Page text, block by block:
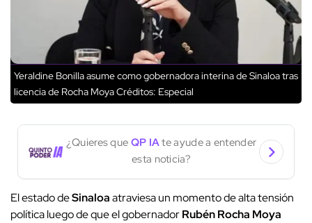
Yeraldine Bonilla asume como gobernadora interina de Sinaloa tras
licencia de Rocha MoyaCréditos: Especial
¿Quieres que QP IAte ayude a entender
esta noticia?
El estado deSinaloaatraviesa un momento de alta tensión
política luego de que el gobernadorRubén Rocha Moya